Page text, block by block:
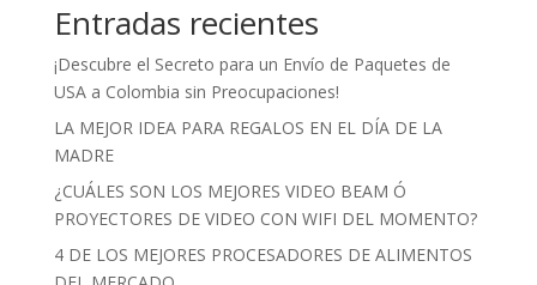
Entradas recientes
¡Descubre el Secreto para un Envío de Paquetes de
USA a Colombia sin Preocupaciones!
LA MEJOR IDEA PARA REGALOS EN EL DÍA DE LA
MADRE
¿CUÁLES SON LOS MEJORES VIDEO BEAM Ó
PROYECTORES DE VIDEO CON WIFI DEL MOMENTO?
4 DE LOS MEJORES PROCESADORES DE ALIMENTOS